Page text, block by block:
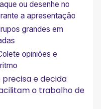
ou desenhe no
a apresentação
grandes em
opiniões e
precisa e decida
o trabalho de